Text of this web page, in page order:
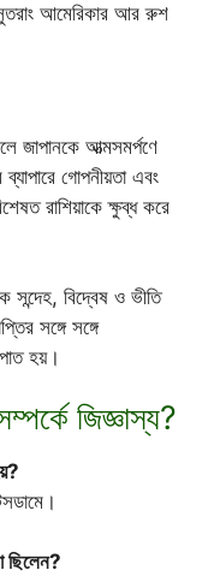
আমেরিকার আর রুশ
জাপানকে আত্মসমর্পণে
গোপনীয়তা এবং
রাশিয়াকে ক্ষুব্ধ করে
সন্দেহ, বিদ্বেষ ও ভীতি
সঙ্গে সঙ্গে
হয়।
জিজ্ঞাস্য?
ছিলেন?